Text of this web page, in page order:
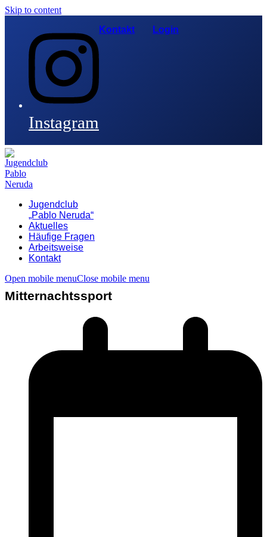
Skip to content
Instagram
Kontakt Login
Jugendclub
„Pablo Neruda“
Aktuelles
Häufige Fragen
Arbeitsweise
Kontakt
Open mobile menuClose mobile menu
Mitternachtssport